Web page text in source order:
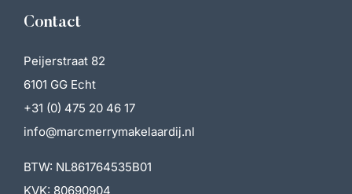
Contact
Peijerstraat 82
6101 GG Echt
+31 (0) 475 20 46 17
info@marcmerrymakelaardij.nl
BTW: NL861764535B01
KVK: 80690904